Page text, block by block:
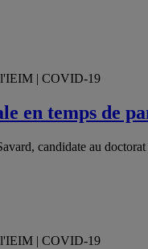
l'IEIM | COVID-19
en temps de
candidate au
l'IEIM | COVID-19